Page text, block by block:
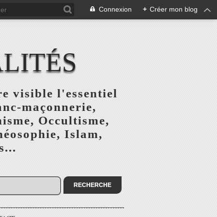
Connexion + Créer mon blog
visible l'essentiel
maçonnerie,
Occultisme,
Islam,